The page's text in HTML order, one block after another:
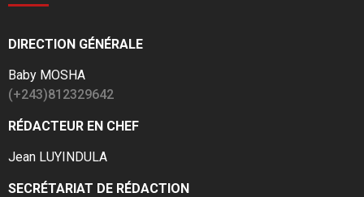
DIRECTION GÉNÉRALE
Baby MOSHA
(+243)812329642
RÉDACTEUR EN CHEF
Jean LUYINDULA
SECRÉTARIAT DE RÉDACTION